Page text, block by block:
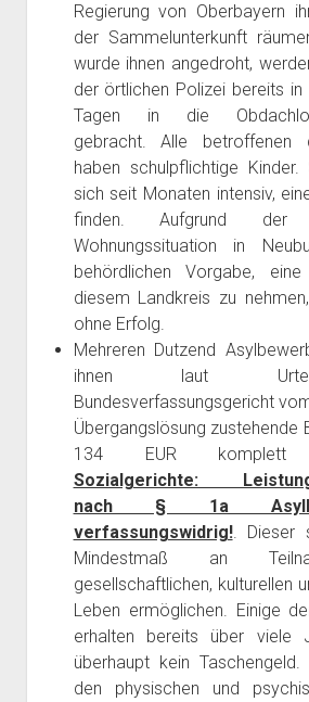
Regierung von Oberbayern
der Sammelunterkunft
wurde ihnen angedroht,
der örtlichen Polizei bereits in
Tagen in die
gebracht. Alle betroffenen
haben schulpflichtige Kinder.
sich seit Monaten intensiv,
finden. Aufgrund der
Wohnungssituation in
behördlichen Vorgabe,
diesem Landkreis zu
ohne Erfolg.
Mehreren Dutzend
ihnen laut
Bundesverfassungsgericht
Übergangslösung zustehende
134 EUR komplett
Sozialgerichte:
nach § 1a
verfassungswidrig!. Dieser
Mindestmaß an
gesellschaftlichen, kulturellen
Leben ermöglichen. Einige
erhalten bereits über viele
überhaupt kein
den physischen und